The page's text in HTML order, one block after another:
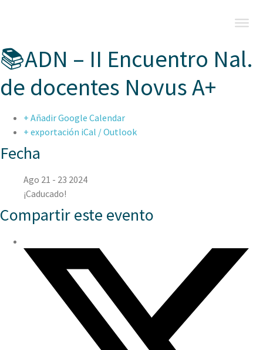
📚ADN – II Encuentro Nal.
de docentes Novus A+
+ Añadir Google Calendar
+ exportación iCal / Outlook
Fecha
Ago 21 - 23 2024
¡Caducado!
Compartir este evento